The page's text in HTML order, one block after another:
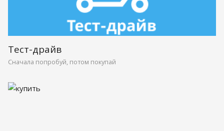
Тест-драйв
Сначала попробуй, потом покупай